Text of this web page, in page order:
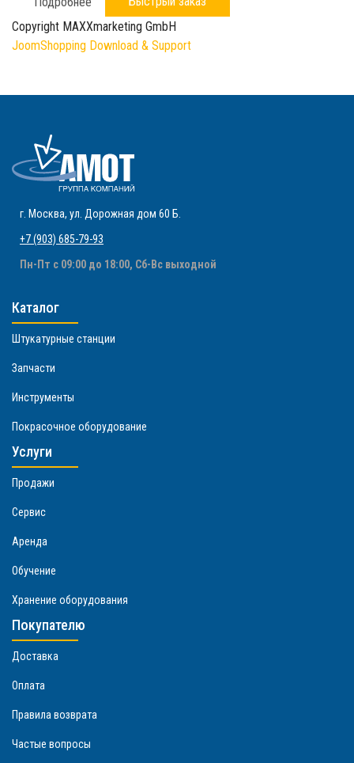
Copyright MAXXmarketing GmbH
JoomShopping Download & Support
г. Москва, ул. Дорожная дом 60 Б
+7 (903) 685-79-93
Пн-Пт с 09:00 до 18:00, Сб-Вс выходной
Каталог
Штукатурные станции
Запчасти
Инструменты
Покрасочное оборудование
Услуги
Продажи
Сервис
Аренда
Обучение
Хранение оборудования
Покупателю
Доставка
Оплата
Правила возврата
Частые вопросы